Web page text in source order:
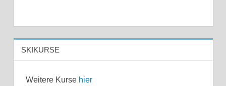
SKIKURSE
Weitere Kurse hier